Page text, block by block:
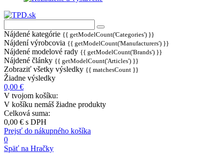
Nájdené kategórie {{ getModelCount('Categories') }}
Nájdení výrobcovia {{ getModelCount('Manufacturers') }}
Nájdené modelové rady {{ getModelCount('Brands') }}
Nájdené články {{ getModelCount('Articles') }}
Zobraziť všetky výsledky {{ matchesCount }}
Žiadne výsledky
0,00 €
V tvojom košíku:
V košíku nemáš žiadne produkty
Celková suma:
0,00 € s DPH
Prejsť do nákupného košíka
0
Späť na Hračky